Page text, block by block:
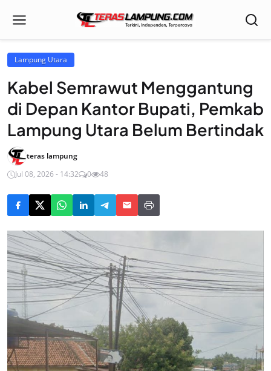
Lampung Utara
Kabel Semrawut Menggantung
di Depan Kantor Bupati, Pemkab
Lampung Utara Belum Bertindak
teras lampung
Jul 08, 2026 - 14:32
0 48